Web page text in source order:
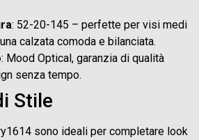
: 52-20-145 – perfette per visi medi
calzata comoda e bilanciata.
: Mood Optical, garanzia di qualità
senza tempo.
Stile
sono ideali per completare look